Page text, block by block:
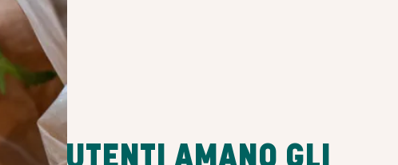
DI UTENTI AMANO GLI